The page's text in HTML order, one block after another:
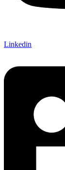
Linkedin